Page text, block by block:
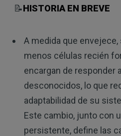
📝HISTORIA EN BREVE
A medida que
menos células recién
encargan de responder
desconocidos, lo que
adaptabilidad de su
Este cambio, junto con
persistente, define las